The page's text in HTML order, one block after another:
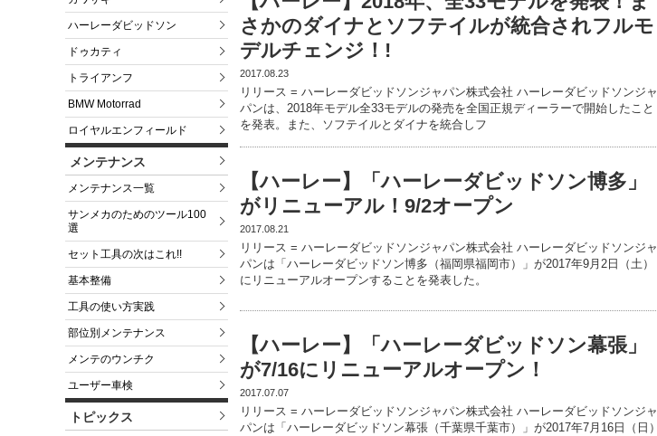
ハーレーダビッドソン
ドゥカティ
トライアンフ
BMW Motorrad
ロイヤルエンフィールド
メンテナンス
メンテナンス一覧
サンメカのためのツール100
選
セット工具の次はこれ!!
基本整備
工具の使い方実践
部位別メンテナンス
メンテのウンチク
ユーザー車検
トピックス
さかのダイナとソフテイルが統合されフルモ
デルチェンジ！!
2017.08.23
リリース = ハーレーダビッドソンジャパン株式会社 ハーレーダビッドソンジャ
パンは、2018年モデル全33モデルの発売を全国正規ディーラーで開始したこと
を発表。また、ソフテイルとダイナを統合しフ
【ハーレー】「ハーレーダビッドソン博多」
がリニューアル！9/2オープン
2017.08.21
リリース = ハーレーダビッドソンジャパン株式会社 ハーレーダビッドソンジャ
パンは「ハーレーダビッドソン博多（福岡県福岡市）」が2017年9月2日（土）
にリニューアルオープンすることを発表した。
【ハーレー】「ハーレーダビッドソン幕張」
が7/16にリニューアルオープン！
2017.07.07
リリース = ハーレーダビッドソンジャパン株式会社 ハーレーダビッドソンジャ
パンは「ハーレーダビッドソン幕張（千葉県千葉市）」が2017年7月16日（日）